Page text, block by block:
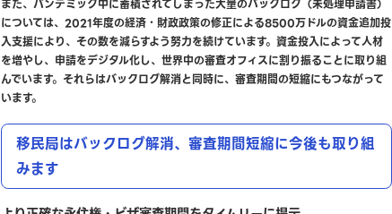
また、パンデミック中に蓄積されてしまった大量のバックログ（未処理申請書）
については、2021年度の経済・財政政策の修正による8500万ドルの資金追加投
入支援により、その数を減らすよう努力を続けています。資金投入によって人材
を増やし、申請をデジタル化し、世界中の審査オフィスに割り振ることに取り組
んでいます。それらはバックログ解消と同時に、審査期間の短縮にもつながって
います。
移民局はバックログ解消、審査期間短縮に今後も取り組
みます